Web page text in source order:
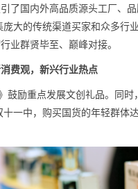
了国内外高品质源头工厂、
大的传统渠道买家和众多行
业群贤毕至、巅峰对接。
费观，新兴行业热点
鼓励重点发展文创礼品。同
一中，购买国货的年轻群体